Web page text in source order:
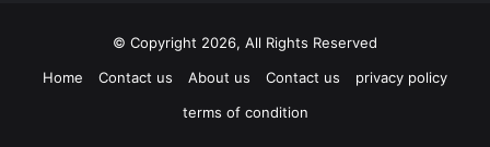
© Copyright 2026, All Rights Reserved
Home
Contact us About us Contact us
privacy policy
terms of condition